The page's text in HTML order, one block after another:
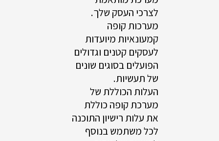
לצרכי העסק שלך.
מערכות קופה
קמעונאיות מיועדות
לעסקים קטנים וגדולים
הפועלים בסוגים שונים
של תעשיות.
העלות הכוללת של
מערכת קופה כוללת
את עלות רישיון התוכנה
לכל משתמש בנוסף